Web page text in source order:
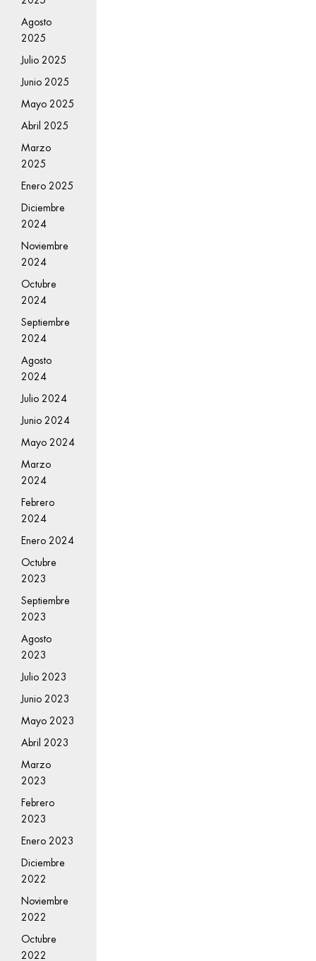
Agosto
2025
Julio 2025
Junio 2025
Mayo 2025
Abril 2025
Marzo
2025
Enero 2025
Diciembre
2024
Noviembre
2024
Octubre
2024
Septiembre
2024
Agosto
2024
Julio 2024
Junio 2024
Mayo 2024
Marzo
2024
Febrero
2024
Enero 2024
Octubre
2023
Septiembre
2023
Agosto
2023
Julio 2023
Junio 2023
Mayo 2023
Abril 2023
Marzo
2023
Febrero
2023
Enero 2023
Diciembre
2022
Noviembre
2022
Octubre
2022